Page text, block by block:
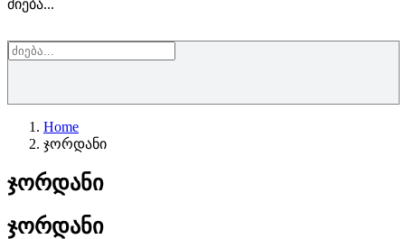
ძიება...
Home
ჯორდანი
ჯორდანი
ჯორდანი